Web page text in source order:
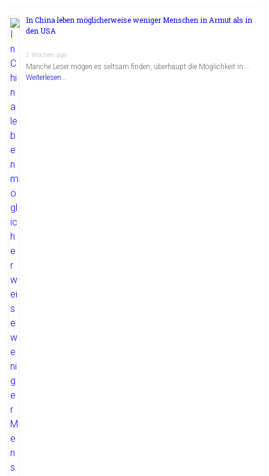
In China leben möglicherweise weniger Menschen in Armut als in
den USA
2 Wochen ago
Manche Leser mögen es seltsam finden, überhaupt die Möglichkeit in …
Weiterlesen...